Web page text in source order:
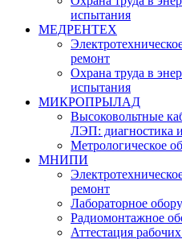
испытания
МЕДРЕНТЕХ
ремонт
Охрана труда в
испытания
МИКРОПРЫЛАД
Высоковольтные
ЛЭП: диагностика
Метрологическое
МНИПИ
ремонт
Лабораторное
Радиомонтажное
Аттестация